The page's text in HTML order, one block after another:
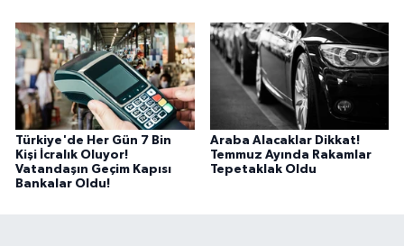
Türkiye'de Her Gün 7 Bin
Kişi İcralık Oluyor!
Vatandaşın Geçim Kapısı
Bankalar Oldu!
Araba Alacaklar Dikkat!
Temmuz Ayında Rakamlar
Tepetaklak Oldu